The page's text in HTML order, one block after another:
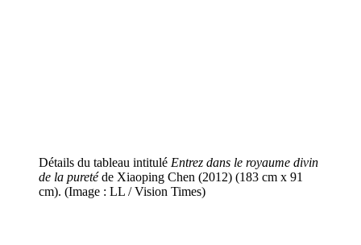
Détails du tableau intitulé Entrez dans le royaume divin
de la puretéde Xiaoping Chen (2012) (183 cm x 91
cm). (Image : LL / Vision Times)